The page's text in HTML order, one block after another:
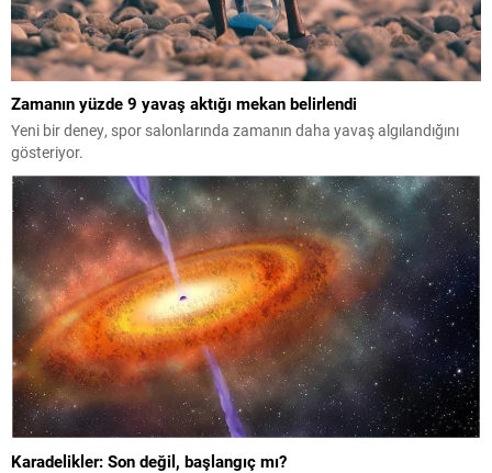
Zamanın yüzde 9 yavaş aktığı mekan belirlendi
Yeni bir deney, spor salonlarında zamanın daha yavaş algılandığını
gösteriyor.
Karadelikler: Son değil, başlangıç mı?